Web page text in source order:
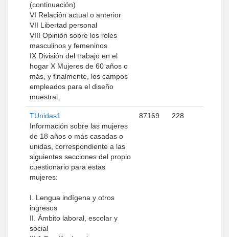
(continuación)
VI Relación actual o anterior
VII Libertad personal
VIII Opinión sobre los roles
masculinos y femeninos
IX División del trabajo en el
hogar X Mujeres de 60 años o
más, y finalmente, los campos
empleados para el diseño
muestral.
TUnidas1
Información sobre las mujeres
de 18 años o más casadas o
unidas, correspondiente a las
siguientes secciones del propio
cuestionario para estas
mujeres:
I. Lengua indígena y otros
ingresos
II. Ámbito laboral, escolar y
social
87169 228